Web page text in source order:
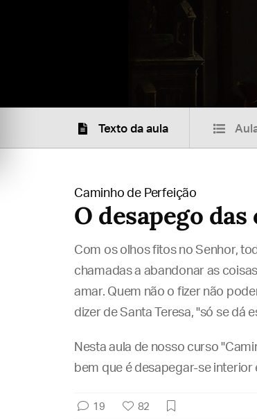
Texto da aula
Caminho de Perfeição
O desapego
Com os olhos fitos no Senhor,
chamadas a abandonar as
amar. Quem não o fizer não
dizer de Santa Teresa, "só se dá
Nesta aula de nosso curso
bem que é desapegar-se
19 82